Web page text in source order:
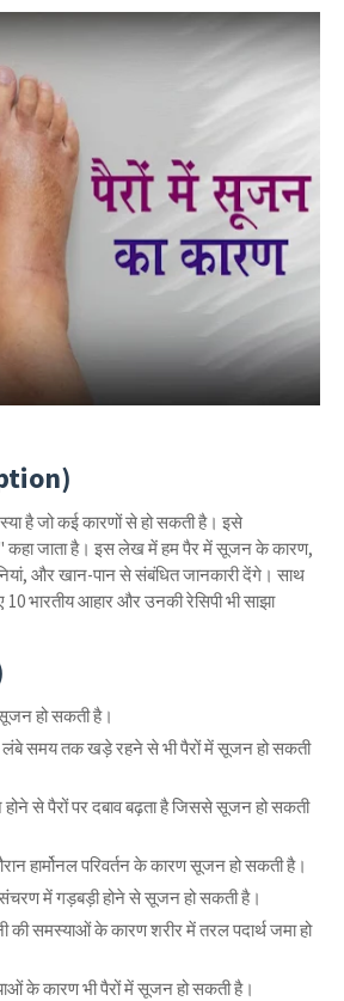
है जो कई कारणों से हो सकती है। इसे
कहा जाता है। इस लेख में हम पैर में सूजन के कारण,
और खान-पान से संबंधित जानकारी देंगे। साथ
भारतीय आहार और उनकी रेसिपी भी साझा
हो सकती है।
लंबे समय तक खड़े रहने से भी पैरों में सूजन हो सकती
से पैरों पर दबाव बढ़ता है जिससे सूजन हो सकती
हार्मोनल परिवर्तन के कारण सूजन हो सकती है।
में गड़बड़ी होने से सूजन हो सकती है।
की समस्याओं के कारण शरीर में तरल पदार्थ जमा हो
के कारण भी पैरों में सूजन हो सकती है।